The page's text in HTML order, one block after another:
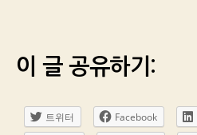
이 글 공유하기:
트위터 Facebook